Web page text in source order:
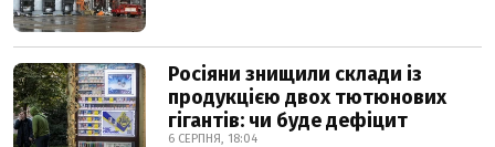
Росіяни знищили склади із
продукцією двох тютюнових
гігантів: чи буде дефіцит
6 СЕРПНЯ, 18:04